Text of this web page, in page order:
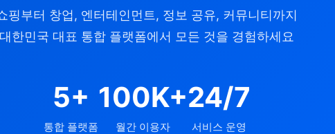
핑부터 창업, 엔터테인먼트, 정보 공유, 커뮤니티까지
대한민국 대표 통합 플랫폼에서 모든 것을 경험하세요
5+
통합 플랫폼
100K+
월간 이용자
24/7
서비스 운영